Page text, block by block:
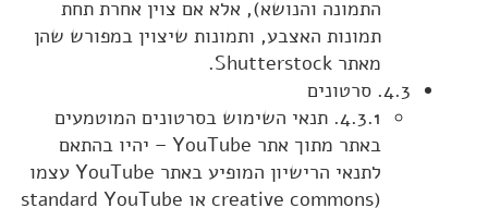
התמונה והנושא), אלא אם צוין אחרת תחת
תמונות האצבע, ותמונות שיצוין במפורש שהן
מאתר Shutterstock.
4.3. סרטונים
4.3.1. תנאי השימוש בסרטונים המוטמעים
באתר מתוך אתר YouTube – יהיו בהתאם
לתנאי הרישיון המופיע באתר YouTube עצמו
(creative commons או standard YouTube